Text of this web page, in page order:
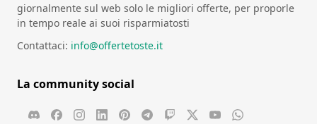
giornalmente sul web solo le migliori offerte, per proporle
in tempo reale ai suoi risparmiatosti
Contattaci: info@offertetoste.it
La community social